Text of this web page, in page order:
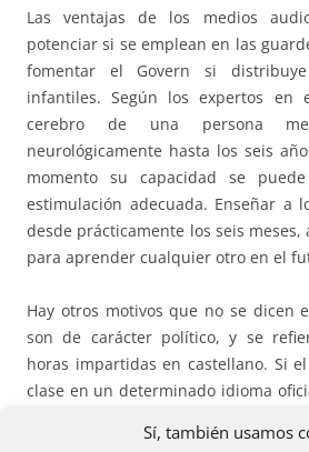
Sí, también usamos
Las ventajas de los medios
potenciar si se emplean en las
fomentar el Govern si
infantiles. Según los expertos en
cerebro de una persona
neurológicamente hasta los seis
momento su capacidad se
estimulación adecuada. Enseñar a
desde prácticamente los seis
para aprender cualquier otro en el
Hay otros motivos que no se dicen
son de carácter político, y se
horas impartidas en castellano. Si
clase en un determinado idioma
quince por ciento, el mensaje que
que se trata de una lengua